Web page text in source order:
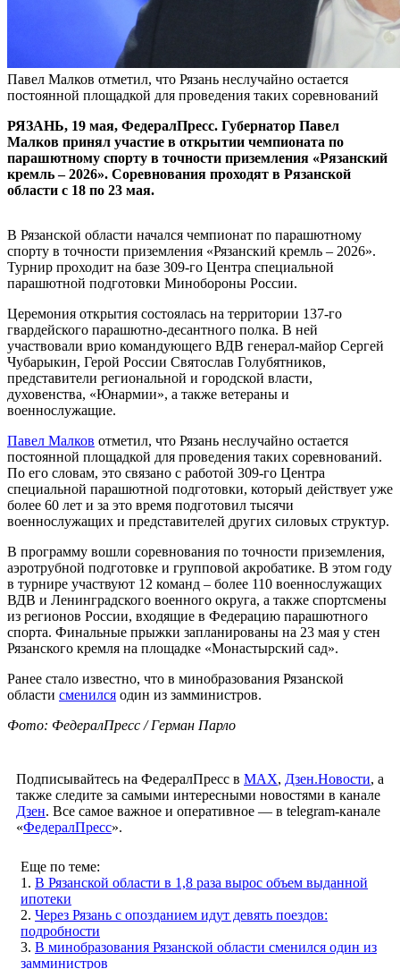
Павел Малков отметил, что Рязань неслучайно остается
постоянной площадкой для проведения таких соревнований
РЯЗАНЬ, 19 мая, ФедералПресс. Губернатор Павел
Малков принял участие в открытии чемпионата по
парашютному спорту в точности приземления «Рязанский
кремль – 2026». Соревнования проходят в Рязанской
области с 18 по 23 мая.
В Рязанской области начался чемпионат по парашютному
спорту в точности приземления «Рязанский кремль – 2026».
Турнир проходит на базе 309-го Центра специальной
парашютной подготовки Минобороны России.
Церемония открытия состоялась на территории 137-го
гвардейского парашютно-десантного полка. В ней
участвовали врио командующего ВДВ генерал-майор Сергей
Чубарыкин, Герой России Святослав Голубятников,
представители региональной и городской власти,
духовенства, «Юнармии», а также ветераны и
военнослужащие.
Павел Малков отметил, что Рязань неслучайно остается
постоянной площадкой для проведения таких соревнований.
По его словам, это связано с работой 309-го Центра
специальной парашютной подготовки, который действует уже
более 60 лет и за это время подготовил тысячи
военнослужащих и представителей других силовых структур.
В программу вошли соревнования по точности приземления,
аэротрубной подготовке и групповой акробатике. В этом году
в турнире участвуют 12 команд – более 110 военнослужащих
ВДВ и Ленинградского военного округа, а также спортсмены
из регионов России, входящие в Федерацию парашютного
спорта. Финальные прыжки запланированы на 23 мая у стен
Рязанского кремля на площадке «Монастырский сад».
Ранее стало известно, что в минобразования Рязанской
области сменился один из замминистров.
Фото: ФедералПресс / Герман Парло
Подписывайтесь на ФедералПресс в МАХ, Дзен.Новости, а
также следите за самыми интересными новостями в канале
Дзен. Все самое важное и оперативное — в telegram-канале
«ФедералПресс».
Еще по теме:
1. В Рязанской области в 1,8 раза вырос объем выданной
ипотеки
2. Через Рязань с опозданием идут девять поездов:
подробности
3. В минобразования Рязанской области сменился один из
замминистров